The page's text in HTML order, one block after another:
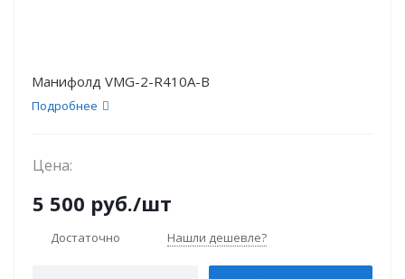
Манифолд VMG-2-R410A-В
Подробнее
Цена:
5 500 руб./шт
Достаточно Нашли дешевле?